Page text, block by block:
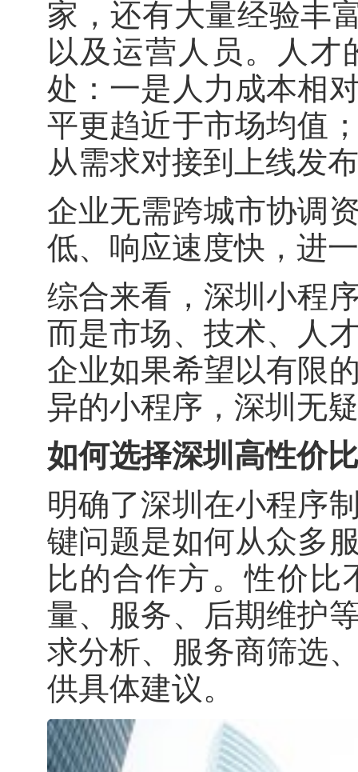
家，还有大量经验丰
以及运营人员。人才
处：一是人力成本相
平更趋近于市场均值
从需求对接到上线发
企业无需跨城市协调
低、响应速度快，进
综合来看，深圳小程
而是市场、技术、人
企业如果希望以有限
异的小程序，深圳无
如何选择深圳高性价
明确了深圳在小程序
键问题是如何从众多
比的合作方。性价
量、服务、后期维护
求分析、服务商筛选
供具体建议。